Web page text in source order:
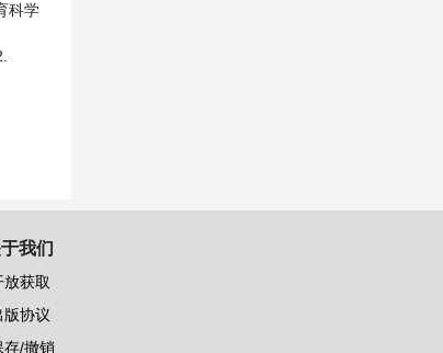
科学
我们
放获取
版协议
存/撤销